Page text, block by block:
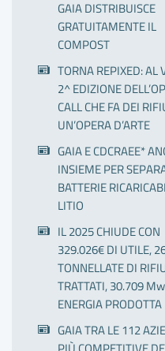
GAIA DISTRIBUISCE
GRATUITAMENTE IL
COMPOST
TORNA REPIXED: AL
2^ EDIZIONE
CALL CHE FA DEI
UN’OPERA D’ARTE
GAIA E CDCRAEE*
INSIEME PER
BATTERIE
LITIO
IL 2025 CHIUDE CON
329.026€ DI UTILE,
TONNELLATE DI
TRATTATI, 30.709
ENERGIA PRODOTTA
GAIA TRA LE 112